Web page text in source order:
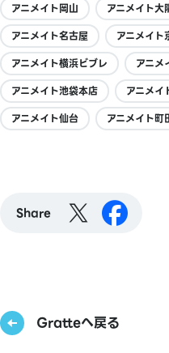
アニメイト岡山
アニメイト大
アニメイト名古屋
アニメイト
アニメイト横浜ビブレ
アニメ
アニメイト池袋本店
アニメイ
アニメイト仙台
アニメイト町
Share
Gratteへ戻る